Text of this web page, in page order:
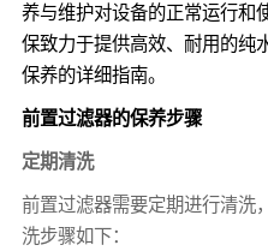
养与维护对设备的正常运行和
保致力于提供高效、耐用的纯
保养的详细指南。
前置过滤器的保养步骤
定期清洗
前置过滤器需要定期进行清洗
洗步骤如下：